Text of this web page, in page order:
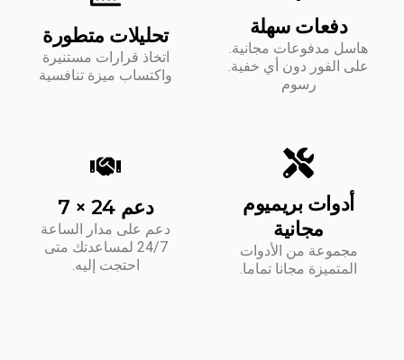
دفعات سهلة
هاسل مدفوعات مجانية.
على الفور دون أي خفية.
رسوم
تحليلات متطورة
اتخاذ قرارات مستنيرة
واكتساب ميزة تنافسية
أدوات بريميوم
مجانية
مجموعة من الأدوات
المتميزة مجانا تماما.
دعم 24 × 7
دعم على مدار الساعة
24/7 لمساعدتك متى
احتجت إليه.